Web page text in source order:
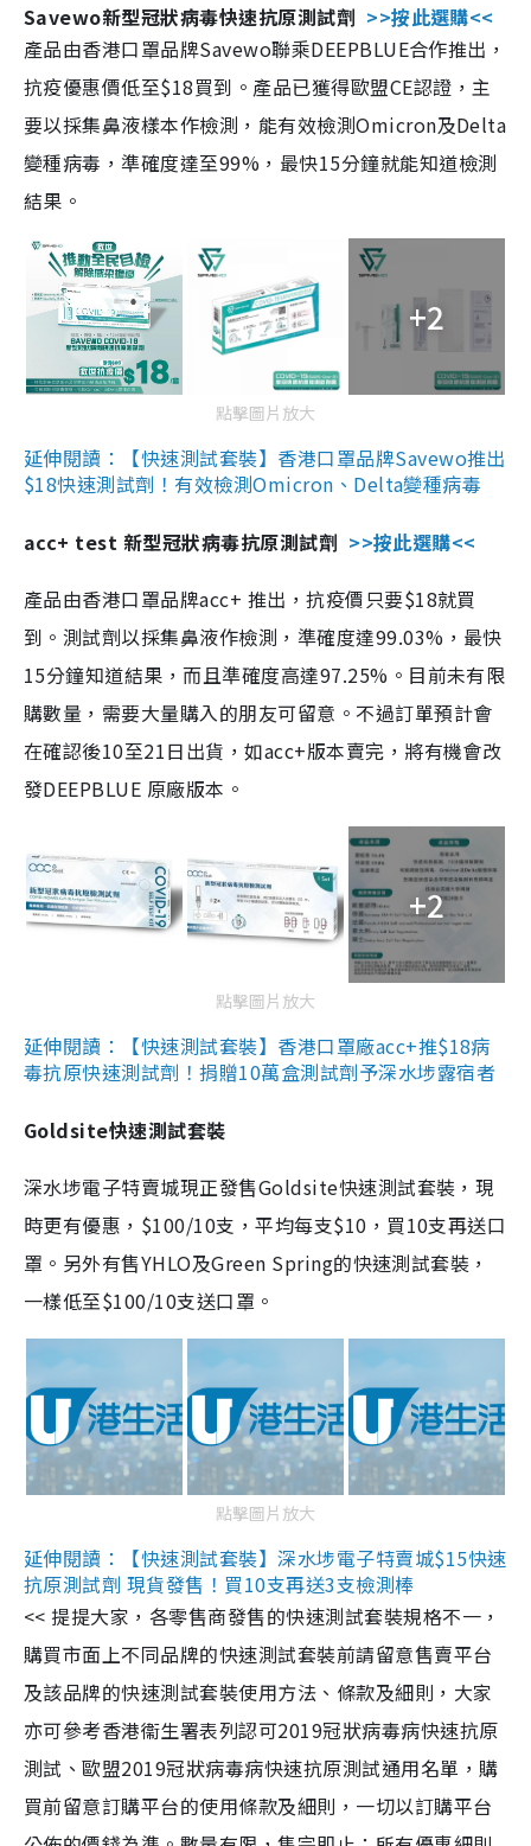
Savewo新型冠狀病毒快速抗原測試劑 >>按此選購<<
產品由香港口罩品牌Savewo聯乘DEEPBLUE合作推出，
抗疫優惠價低至$18買到。產品已獲得歐盟CE認證，主
要以採集鼻液樣本作檢測，能有效檢測Omicron及Delta
變種病毒，準確度達至99%，最快15分鐘就能知道檢測
結果。
+2
點擊圖片放大
延伸閱讀：【快速測試套裝】香港口罩品牌Savewo推出
$18快速測試劑！有效檢測Omicron、Delta變種病毒
acc+ test 新型冠狀病毒抗原測試劑 >>按此選購<<
產品由香港口罩品牌acc+ 推出，抗疫價只要$18就買
到。測試劑以採集鼻液作檢測，準確度達99.03%，最快
15分鐘知道結果，而且準確度高達97.25%。目前未有限
購數量，需要大量購入的朋友可留意。不過訂單預計會
在確認後10至21日出貨，如acc+版本賣完，將有機會改
發DEEPBLUE 原廠版本。
+2
點擊圖片放大
延伸閱讀：【快速測試套裝】香港口罩廠acc+推$18病
毒抗原快速測試劑！捐贈10萬盒測試劑予深水埗露宿者
Goldsite快速測試套裝
深水埗電子特賣城現正發售Goldsite快速測試套裝，現
時更有優惠，$100/10支，平均每支$10，買10支再送口
罩。另外有售YHLO及Green Spring的快速測試套裝，
一樣低至$100/10支送口罩。
點擊圖片放大
延伸閱讀：【快速測試套裝】深水埗電子特賣城$15快速
抗原測試劑 現貨發售！買10支再送3支檢測棒
<< 提提大家，各零售商發售的快速測試套裝規格不一，
購買市面上不同品牌的快速測試套裝前請留意售賣平台
及該品牌的快速測試套裝使用方法、條款及細則，大家
亦可參考香港衞生署表列認可2019冠狀病毒病快速抗原
測試、歐盟2019冠狀病毒病快速抗原測試通用名單，購
買前留意訂購平台的使用條款及細則，一切以訂購平台